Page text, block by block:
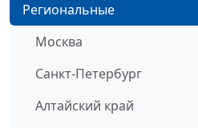
Региональные
Москва
Санкт-Петербург
Алтайский край